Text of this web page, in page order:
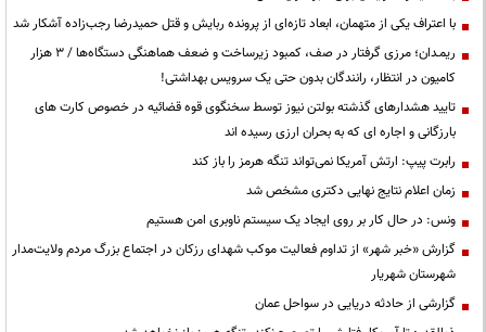
با اعتراف یکی از متهمان، ابعاد تازه‌ای از پرونده ربایش و قتل حمیدرضا رجب‌زاده آشکار شد
ریمـدان؛ مرزی گرفتار در صف، کمبود زیرساخت و ضعف هماهنگی دستگاه‌ها / ۳ هزار
کامیون در انتظار، رانندگان بدون حتی یک سرویس بهداشتی!
تایید هشدارهای گذشته بولتن نیوز توسط سخنگوی قوه قضائیه در خصوص کارت های
بارزگانی و اجاره ای که به بحران ارزی رسیده اند
رابرت پیپ: ارتش آمریکا نمی‌تواند تنگه هرمز را باز کند
زمان اعلام نتایج نهایی دکتری مشخص شد
ونس: در حال کار بر روی ایجاد یک سیستم ناوبری امن هستیم
گزارش «خبر شهر» از تداوم فعالیت موکب شهدای رزکان در اجتماع بزرگ مردم ولایت‌مدار
شهرستان شهریار
گزارشی از حادثه دریایی در سواحل عمان